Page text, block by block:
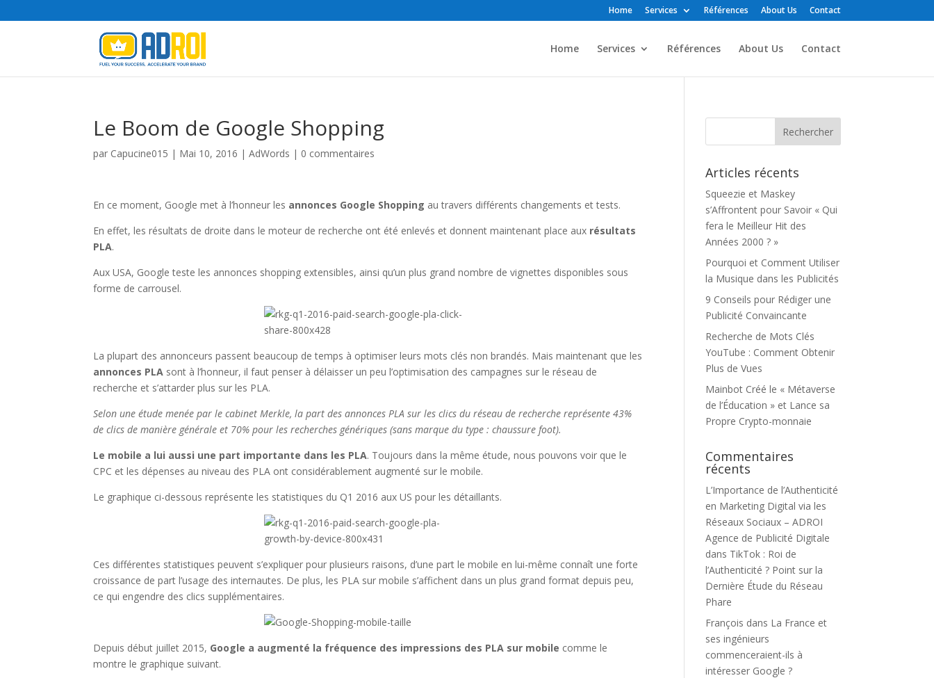
Home Services Références About Us Contact
Home Services Références About Us Contact
Le Boom de Google Shopping
par Capucine015 | Mai 10, 2016 |AdWords | 0 commentaires
En ce moment, Google met à l’honneur les annonces Google Shopping au travers différents changements et tests.
En effet, les résultats de droite dans le moteur de recherche ont été enlevés et donnent maintenant place aux résultats
PLA.
Aux USA, Google teste les annonces shopping extensibles, ainsi qu’un plus grand nombre de vignettes disponibles sous
forme de carrousel.
La plupart des annonceurs passent beaucoup de temps à optimiser leurs mots clés non brandés. Mais maintenant que les
annonces PLA sont à l’honneur, il faut penser à délaisser un peu l’optimisation des campagnes sur le réseau de
recherche et s’attarder plus sur les PLA.
Selon une étude menée par le cabinet Merkle, la part des annonces PLA sur les clics du réseau de recherche représente 43%
de clics de manière générale et 70% pour les recherches génériques (sans marque du type : chaussure foot).
Le mobile a lui aussi une part importante dans les PLA. Toujours dans la même étude, nous pouvons voir que le
CPC et les dépenses au niveau des PLA ont considérablement augmenté sur le mobile.
Le graphique ci-dessous représente les statistiques du Q1 2016 aux US pour les détaillants.
Ces différentes statistiques peuvent s’expliquer pour plusieurs raisons, d’une part le mobile en lui-même connaît une forte
croissance de part l’usage des internautes. De plus, les PLA sur mobile s’affichent dans un plus grand format depuis peu,
ce qui engendre des clics supplémentaires.
Depuis début juillet 2015, Google a augmenté la fréquence des impressions des PLA sur mobile comme le
montre le graphique suivant.
Articles récents
Squeezie et Maskey
s’Affrontent pour Savoir « Qui
fera le Meilleur Hit des
Années 2000 ? »
Pourquoi et Comment Utiliser
la Musique dans les Publicités
9 Conseils pour Rédiger une
Publicité Convaincante
Recherche de Mots Clés
YouTube : Comment Obtenir
Plus de Vues
Mainbot Créé le « Métaverse
de l’Éducation » et Lance sa
Propre Crypto-monnaie
Commentaires
récents
L’Importance de l’Authenticité
en Marketing Digital via les
Réseaux Sociaux – ADROI
Agence de Publicité Digitale
dans TikTok : Roi de
l’Authenticité ? Point sur la
Dernière Étude du Réseau
Phare
François dans La France et
ses ingénieurs
commenceraient-ils à
intéresser Google ?